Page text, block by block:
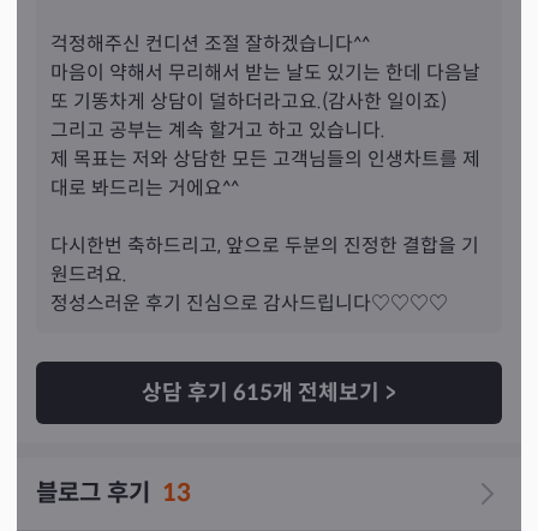
한달 내내 왔으 면..아니 2주라도 내내 왔으면 좋겠습니다
헛소리지만,농부에게도 또한 남친이 비오는데 일 관두지않
으까 하는 바램요 이게 뭔 상관이냐고요 그친구가 확실한
건 모르지만 국밥집 일하는건 맞는데 배달일거 같아서요 남
친은 비오는데 오토바이 타는걸 시러하거든요 지금이라도
비가와서 하늘에 감사하네요 이것도 괜한 마음에 샘카드 흐
든요! 샘 카드 상담때 더이상 카드 보기싫고 지칩니다. 누구
나 그럴거에요 내담자들.다들 힘드시죠?ㅠ 근데 오늘 샘 카
드리딩은 대게 납득되고 제 촉과도 많이 일치했어요. 뭣보
때 오은영샘처럼 아이 행동에서 저는 보이는게 있드라고
요. 제 일도 그렇구 환자들이 왜 저리 민감하지 무슨 사연있
나 그런게 느껴지드라고요)샘 말씀 하나하나 수긍되는데
다 확실히 얘기해주시고요 왜그런지도 납득되게 얘기해주
걱정해주신 컨디션 조절 잘하겠습니다^^
마음이 약해서 무리해서 받는 날도 있기는 한데 다음날
또 기똥차게 상담이 덜하더라고요.(감사한 일이죠)
그리고 공부는 계속 할거고 하고 있습니다.
제 목표는 저와 상담한 모든 고객님들의 인생차트를 제
대로 봐드리는 거에요^^
다시한번 축하드리고, 앞으로 두분의 진정한 결합을 기
원드려요.
정성스러운 후기 진심으로 감사드립니다♡♡♡♡
상담 후기 615개 전체보기 >
블로그 후기 13